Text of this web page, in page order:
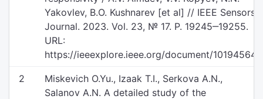
Yakovlev, B.O. Kushnarev [et al] // IEEE Sensors
Journal. 2023. Vol. 23, № 17. P. 19245‒19255.
URL:
https://ieeexplore.ieee.org/document/10194564.
2
Miskevich O.Yu., Izaak T.I., Serkova A.N.,
Salanov A.N. A detailed study of the